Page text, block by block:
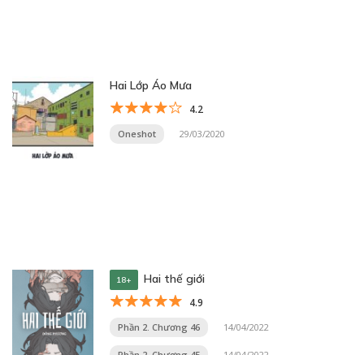
Hai Lớp Áo Mưa
4.2
Oneshot 29/03/2020
18+ Hai thế giới
4.9
Phần 2. Chương 46 14/04/2022